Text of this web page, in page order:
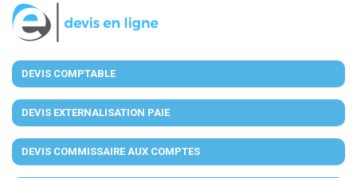
DEVIS COMPTABLE
DEVIS EXTERNALISATION PAIE
DEVIS COMMISSAIRE AUX COMPTES